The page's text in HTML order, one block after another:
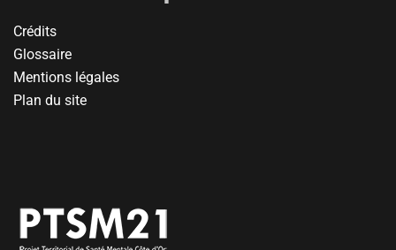
Crédits
Glossaire
Mentions légales
Plan du site